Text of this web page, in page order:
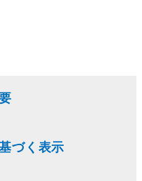
づく表示